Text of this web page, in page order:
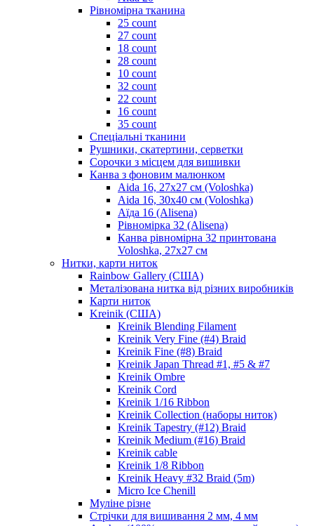
Рівномірна тканина
25 count
27 count
18 count
28 count
10 count
32 count
22 count
16 count
35 count
Спеціальні тканини
Рушники, скатертини, серветки
Сорочки з місцем для вишивки
Канва з фоновим малюнком
Aida 16, 27х27 см (Voloshka)
Aida 16, 30х40 см (Voloshka)
Аїда 16 (Alisena)
Рівномірка 32 (Alisena)
Канва рівномірна 32 принтована
Voloshka, 27х27 см
Нитки, карти ниток
Rainbow Gallery (США)
Металізована нитка від різних виробників
Карти ниток
Kreinik (США)
Kreinik Blending Filament
Kreinik Very Fine (#4) Braid
Kreinik Fine (#8) Braid
Kreinik Japan Thread #1, #5 & #7
Kreinik Ombre
Kreinik Cord
Kreinik 1/16 Ribbon
Kreinik Collection (наборы ниток)
Kreinik Tapestry (#12) Braid
Kreinik Medium (#16) Braid
Kreinik cable
Kreinik 1/8 Ribbon
Kreinik Heavy #32 Braid (5m)
Micro Ice Chenill
Муліне різне
Стрічки для вишивання 2 мм, 4 мм